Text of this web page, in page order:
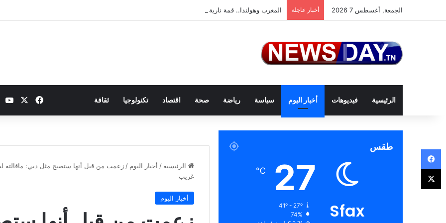
الجمعة, أغسطس 7 2026 أخبار عاجلة المغرب وهولندا.. قمة نارية بطموح التأهل إلى ثمن النهائي
الرئيسية فيديوهات أخبار اليوم سياسة رياضة صحة اقتصاد تكنولوجيا ثقافة فيسبوك
الرئيسية / أخبار اليوم / زعمت من قبل أنها ستصبح مثل دبي: ماقالته
غريب
أخبار اليوم
طقس
Sfax
27
℃
41º - 27º
74%
فيسبوك
‫X